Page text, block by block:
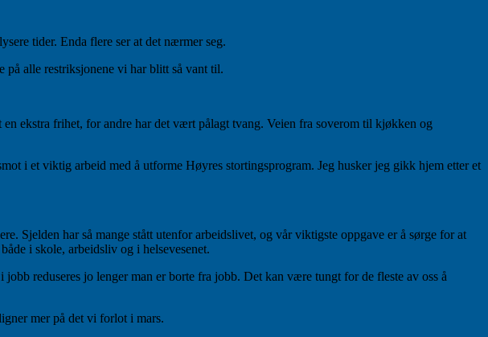
tider. Enda flere ser at det nærmer seg.
på alle restriksjonene vi har blitt så vant til.
ekstra frihet, for andre har det vært pålagt tvang. Veien fra soverom til kjøkken og
i et viktig arbeid med å utforme Høyres stortingsprogram. Jeg husker jeg gikk hjem etter et
Sjelden har så mange stått utenfor arbeidslivet, og vår viktigste oppgave er å sørge for at
i skole, arbeidsliv og i helsevesenet.
reduseres jo lenger man er borte fra jobb. Det kan være tungt for de fleste av oss å
mer på det vi forlot i mars.